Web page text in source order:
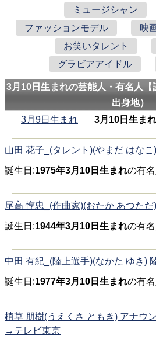
ミュージシャン
ファッションモデル
映
お笑いタレント
グラビアアイドル
3月10日生まれの芸能人・有名人【
出身地）
3月9日生まれ
3月10日生まれ
山田 花子_(タレント)(やまだ はなこ
誕生日:1975年3月10日生まれの有
尾高 惇忠_(作曲家)(おたか あつただ
誕生日:1944年3月10日生まれの有
中田 有紀_(陸上選手)(なかた ゆき)
誕生日:1977年3月10日生まれの有
植草 朋樹(うえくさ ともき) アナウ
→テレビ東京